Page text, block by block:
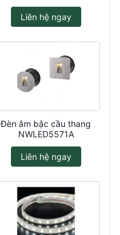
Liên hệ ngay
Đèn âm bậc cầu thang
NWLED5571A
Liên hệ ngay